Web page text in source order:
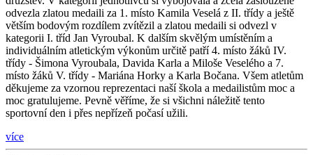
odvezla zlatou medaili za 1. místo Kamila Veselá z II. třídy a ještě
větším bodovým rozdílem zvítězil a zlatou medaili si odvezl v
kategorii I. tříd Jan Vyroubal. K dalším skvělým umístěním a
individuálním atletickým výkonům určitě patří 4. místo žáků IV.
třídy - Šimona Vyroubala, Davida Karla a Miloše Veselého a 7.
místo žáků V. třídy - Mariána Horky a Karla Bočana. Všem atletům
děkujeme za vzornou reprezentaci naší škola a medailistům moc a
moc gratulujeme. Pevně věříme, že si všichni náležitě tento
sportovní den i přes nepřízeň počasí užili.
více